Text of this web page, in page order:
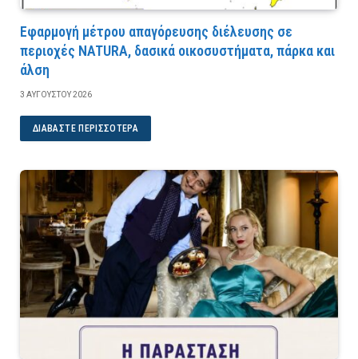
Εφαρμογή μέτρου απαγόρευσης διέλευσης σε
περιοχές NATURA, δασικά οικοσυστήματα, πάρκα και
άλση
3 ΑΥΓΟΎΣΤΟΥ 2026
ΔΙΑΒΆΣΤΕ ΠΕΡΙΣΣΌΤΕΡΑ